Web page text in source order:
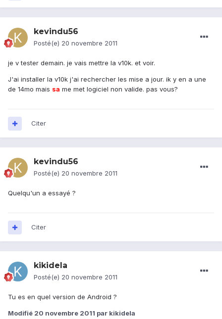
kevindu56
Posté(e) 20 novembre 2011
je v tester demain. je vais mettre la v10k. et voir.
J'ai installer la v10k j'ai rechercher les mise a jour. ik y en a une
de 14mo mais sa me met logiciel non valide. pas vous?
Citer
kevindu56
Posté(e) 20 novembre 2011
Quelqu'un a essayé ?
Citer
kikidela
Posté(e) 20 novembre 2011
Tu es en quel version de Android ?
Modifié 20 novembre 2011 par kikidela